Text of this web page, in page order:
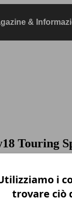
&
Touring
i
trovare ciò